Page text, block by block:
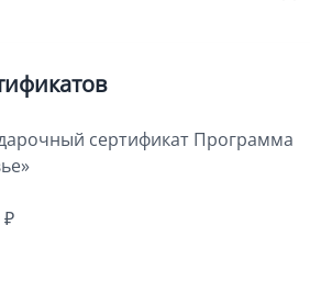
сертификат Программа
₽